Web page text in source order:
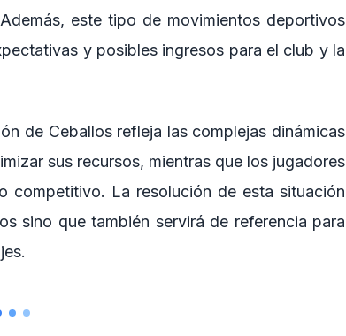
este tipo de movimientos deportivos
y posibles ingresos para el club y la
de Ceballos refleja las complejas dinámicas
sus recursos, mientras que los jugadores
competitivo. La resolución de esta situación
sino que también servirá de referencia para